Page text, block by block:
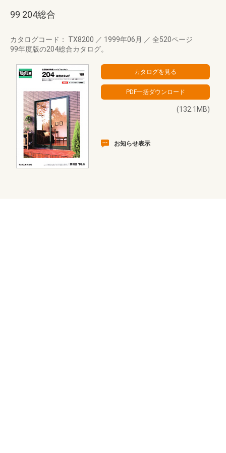
99 204総合
カタログコード： TX8200 ／ 1999年06月 ／ 全520ページ
99年度版の204総合カタログ。
(132.1MB)
お知らせ表示